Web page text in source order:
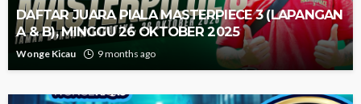
DAFTAR JUARA PIALA MASTERPIECE 3 (LAPANGAN
A & B), MINGGU 26 OKTOBER 2025
Wonge Kicau 9 months ago